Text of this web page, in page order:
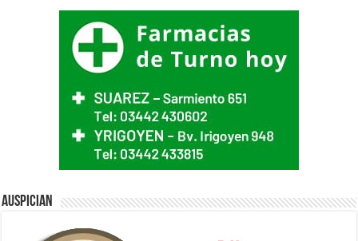
Auspician